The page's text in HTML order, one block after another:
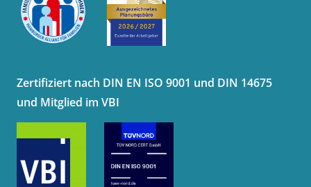
Zertifiziert nach DIN EN ISO 9001 und DIN 14675
und Mitglied im VBI